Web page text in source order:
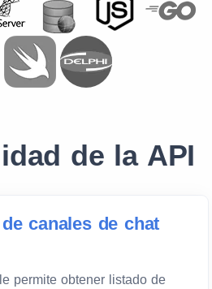
de la API
canales de chat
permite obtener listado de